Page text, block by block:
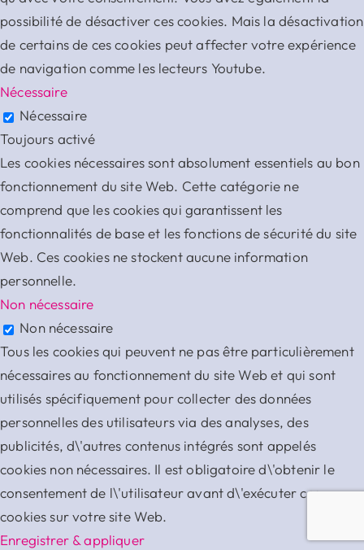
possibilité de désactiver ces cookies. Mais la désactivation
de certains de ces cookies peut affecter votre expérience
de navigation comme les lecteurs Youtube.
Nécessaire
Nécessaire
Toujours activé
Les cookies nécessaires sont absolument essentiels au bon
fonctionnement du site Web. Cette catégorie ne
comprend que les cookies qui garantissent les
fonctionnalités de base et les fonctions de sécurité du site
Web. Ces cookies ne stockent aucune information
personnelle.
Non nécessaire
Non nécessaire
Tous les cookies qui peuvent ne pas être particulièrement
nécessaires au fonctionnement du site Web et qui sont
utilisés spécifiquement pour collecter des données
personnelles des utilisateurs via des analyses, des
publicités, d\'autres contenus intégrés sont appelés
cookies non nécessaires. Il est obligatoire d\'obtenir le
consentement de l\'utilisateur avant d\'exécuter ces
cookies sur votre site Web.
Enregistrer & appliquer